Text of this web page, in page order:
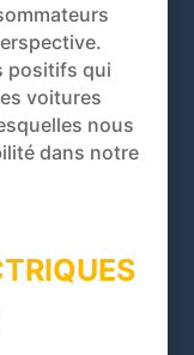
positifs qui
voitures
nous
dans notre